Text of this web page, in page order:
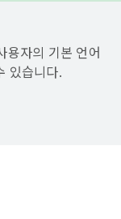
자의 기본 언어
있습니다.